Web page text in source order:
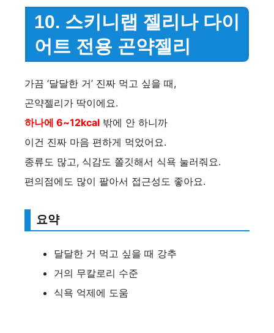
10. 스키니랩 젤리나 다이
어트 전용 곤약젤리
가끔 ‘달달한 거’ 진짜 먹고 싶을 때,
곤약젤리가 딱이에요.
하나에 6~12kcal 밖에 안 하니까
이건 진짜 마음 편하게 먹었어요.
종류도 많고, 식감도 쫄깃해서 식욕 눌러줘요.
편의점에도 많이 팔아서 접근성도 좋아요.
요약
달달한 거 먹고 싶을 때 강추
거의 무칼로리 수준
식욕 억제에 도움